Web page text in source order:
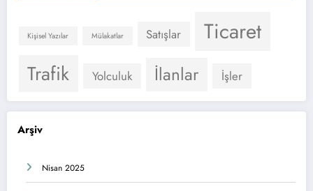
Kişisel Yazılar Mülakatlar Satışlar Ticaret
Trafik Yolculuk İlanlar İşler
Arşiv
Nisan 2025